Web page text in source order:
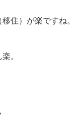
住）が楽ですね。
。